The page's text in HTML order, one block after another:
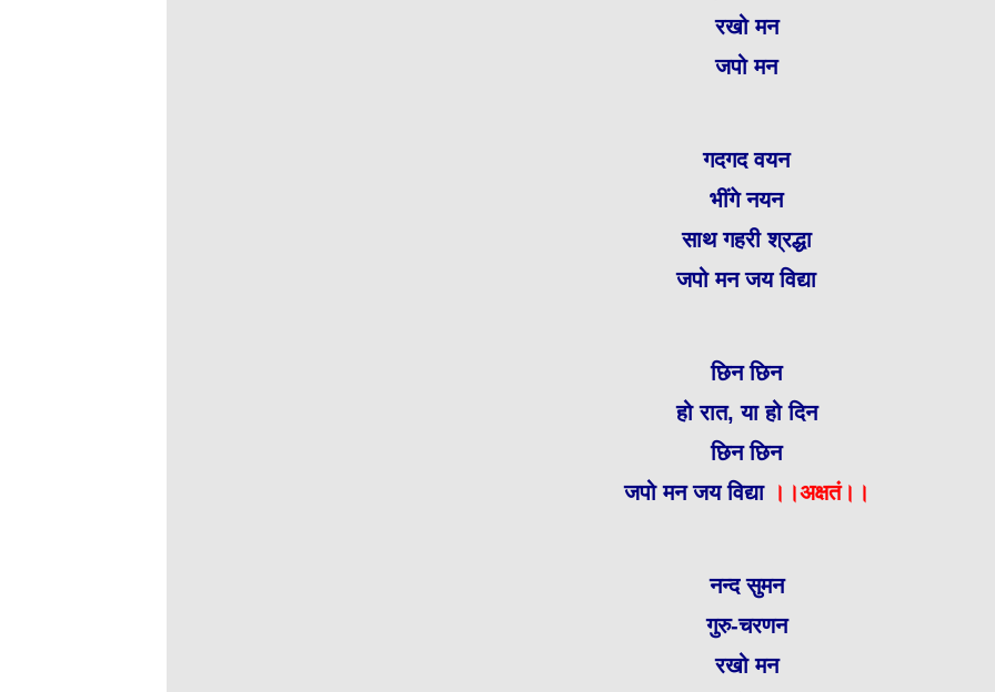
रखो मन
जपो मन
गदगद वयन
भींगे नयन
साथ गहरी श्रद्धा
जपो मन जय विद्या
छिन छिन
हो रात, या हो दिन
छिन छिन
जपो मन जय विद्या ।।अक्षतं।।
नन्द सुमन
गुरु-चरणन
रखो मन